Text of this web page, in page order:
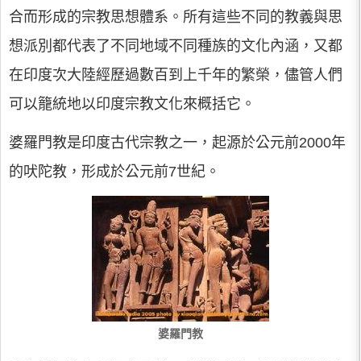
合而形成的宗教思想體系。所有這些不同的教義與思
想派別都代表了不同地域不同種族的文化內涵，又都
在印度次大陸經歷過數百到上千年的繁榮，儘管人們
可以籠統地以印度宗教文化來概括它。
婆羅門教是印度古代宗教之一，起源於公元前2000年
的吠陀教，形成於公元前7世紀。
婆羅門教